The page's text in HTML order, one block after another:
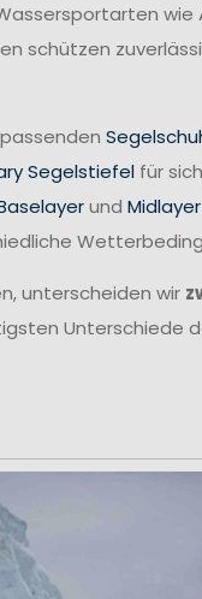
wie
schützen
Segelstiefelfür
und Midlayer
unterscheiden wir
Unterschiede